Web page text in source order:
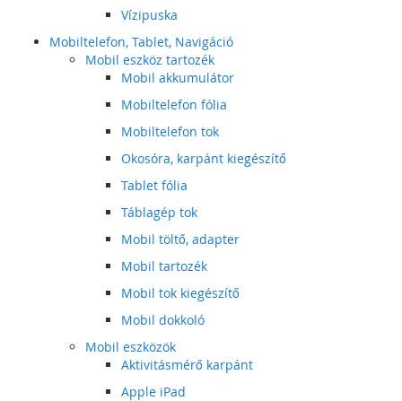
Vízipuska
Mobiltelefon, Tablet, Navigáció
Mobil eszköz tartozék
Mobil akkumulátor
Mobiltelefon fólia
Mobiltelefon tok
Okosóra, karpánt kiegészítő
Tablet fólia
Táblagép tok
Mobil töltő, adapter
Mobil tartozék
Mobil tok kiegészítő
Mobil dokkoló
Mobil eszközök
Aktivitásmérő karpánt
Apple iPad